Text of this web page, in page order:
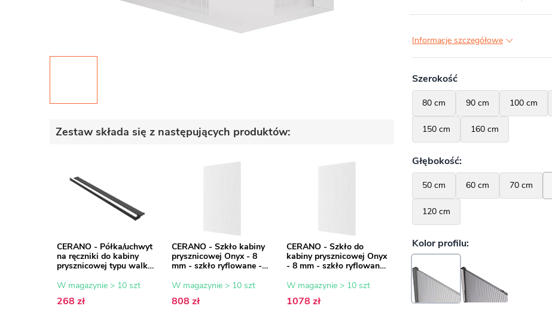
Zestaw składa się z następujących produktów:
CERANO - Półka/uchwyt
na ręczniki do kabiny
prysznicowej typu walk-
mat - 30 do 160 cm
W magazynie > 10 szt
268 zł
CERANO - Szkło kabiny
prysznicowej Onyx - 8
mm - szkło ryflowane -
W magazynie > 10 szt
808 zł
CERANO - Szkło do
kabiny prysznicowej Onyx
- 8 mm - szkło ryflowane
W magazynie > 10 szt
1078 zł
Informacje szczegółowe